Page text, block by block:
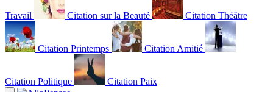
Travail Citation sur la Beauté Citation Théâtre
Citation Printemps Citation Amitié
Citation Politique Citation Paix